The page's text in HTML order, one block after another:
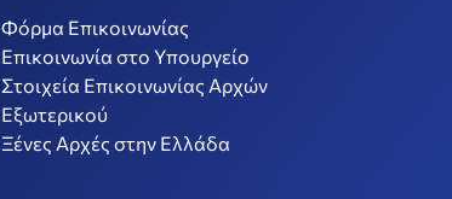
Φόρμα Επικοινωνίας
Επικοινωνία στο Υπουργείο
Στοιχεία Επικοινωνίας Αρχών
Εξωτερικού
Ξένες Αρχές στην Ελλάδα